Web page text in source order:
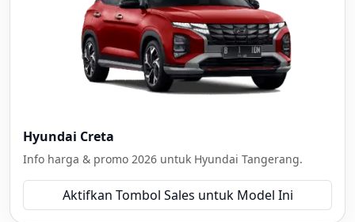
Hyundai Creta
Info harga & promo 2026 untuk Hyundai Tangerang.
Aktifkan Tombol Sales untuk Model Ini